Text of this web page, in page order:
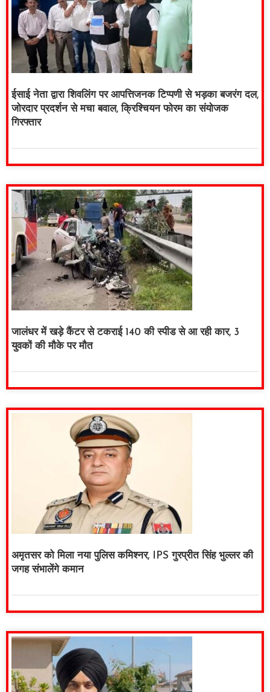
ईसाई नेता द्वारा शिवलिंग पर आपत्तिजनक टिप्पणी से भड़का बजरंग दल,
जोरदार प्रदर्शन से मचा बवाल, क्रिश्चियन फोरम का संयोजक
गिरफ्तार
जालंधर में खड़े कैंटर से टकराई 140 की स्पीड से आ रही कार, 3
युवकों की मौके पर मौत
अमृतसर को मिला नया पुलिस कमिश्नर, IPS गुरप्रीत सिंह भुल्लर की
जगह संभालेंगे कमान